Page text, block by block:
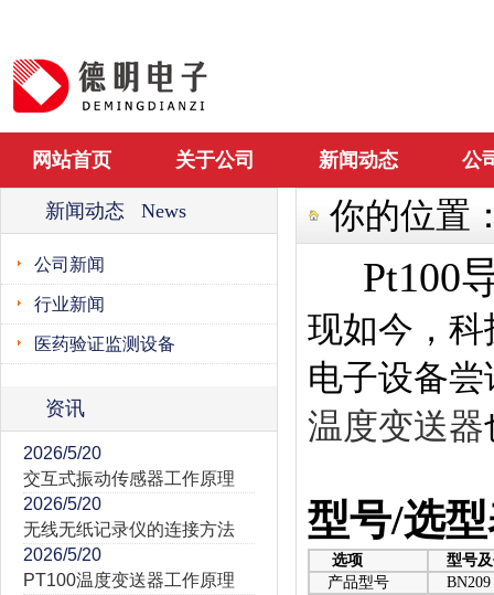
网站首页 关于公司 新闻动态 公
新闻动态 News
公司新闻
行业新闻
医药验证监测设备
资讯
2026/5/20
交互式振动传感器工作原理
2026/5/20
无线无纸记录仪的连接方法
2026/5/20
PT100温度变送器工作原理
你的位置
Pt100
现如今，
电子设备
温度变送器
型号/选
选项
型号
产品型号
BN209